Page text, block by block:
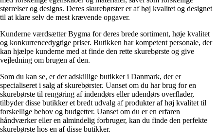
størrelser og designs. Deres skurebørster er af høj kvalitet og designet
til at klare selv de mest krævende opgaver.
Kunderne værdsætter Bygma for deres brede sortiment, høje kvalitet
og konkurrencedygtige priser. Butikken har kompetent personale, der
kan hjælpe kunderne med at finde den rette skurebørste og give
vejledning om brugen af den.
Som du kan se, er der adskillige butikker i Danmark, der er
specialiseret i salg af skurebørster. Uanset om du har brug for en
skurebørste til rengøring af indendørs eller udendørs overflader,
tilbyder disse butikker et bredt udvalg af produkter af høj kvalitet til
forskellige behov og budgetter. Uanset om du er en erfaren
håndværker eller en almindelig forbruger, kan du finde den perfekte
skurebørste hos en af disse butikker.